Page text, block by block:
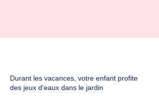
Durant les vacances, votre enfant profite
des jeux d'eaux dans le jardin